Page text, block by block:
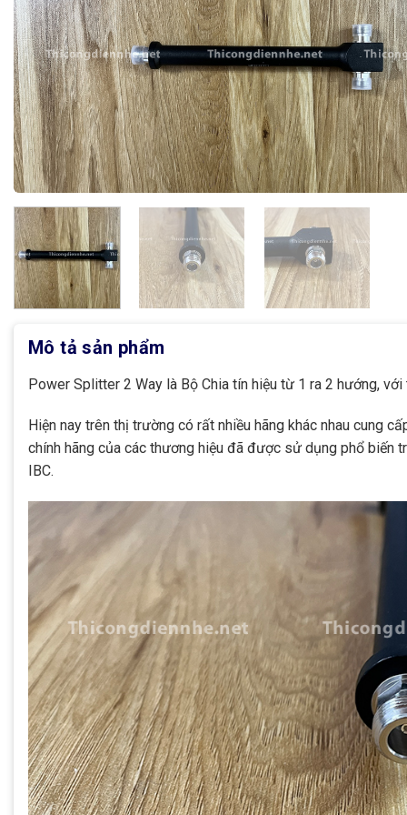
Mô tả sản phẩm
Power Splitter 2 Way là Bộ Chia tín hiệu từ 1 ra 2 hướng,
Hiện nay trên thị trường có rất nhiều hãng khác nhau cung
chính hãng của các thương hiệu đã được sử dụng phổ
IBC.